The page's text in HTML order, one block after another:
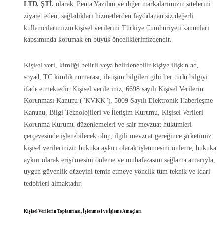
LTD. ŞTİ. olarak, Penta Yazılım ve diğer markalarımızın sitelerini
ziyaret eden, sağladıkları hizmetlerden faydalanan siz değerli
kullanıcılarımızın kişisel verilerini Türkiye Cumhuriyeti kanunları
kapsamında korumak en büyük önceliklerimizdendir.
Kişisel veri, kimliği belirli veya belirlenebilir kişiye ilişkin ad,
soyad, TC kimlik numarası, iletişim bilgileri gibi her türlü bilgiyi
ifade etmektedir. Kişisel verileriniz; 6698 sayılı Kişisel Verilerin
Korunması Kanunu ("KVKK"), 5809 Sayılı Elektronik Haberleşme
Kanunu, Bilgi Teknolojileri ve İletişim Kurumu, Kişisel Verileri
Korunma Kurumu düzenlemeleri ve sair mevzuat hükümleri
çerçevesinde işlenebilecek olup; ilgili mevzuat gereğince şirketimiz
kişisel verilerinizin hukuka aykırı olarak işlenmesini önleme, hukuka
aykırı olarak erişilmesini önleme ve muhafazasını sağlama amacıyla,
uygun güvenlik düzeyini temin etmeye yönelik tüm teknik ve idari
tedbirleri almaktadır.
Kişisel Verilerin Toplanması, İşlenmesi ve İşleme Amaçları